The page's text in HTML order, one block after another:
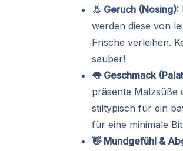
👃 Geruch (Nosing):
werden diese von
Frische verleihen.
sauber!
👅 Geschmack
präsente Malzsüße
stiltypisch für ein
für eine minimale
👋 Mundgefühl &